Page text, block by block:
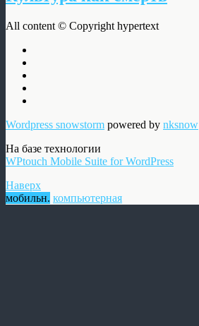
All content © Copyright hypertext
Wordpress snowstorm powered by nksnow
На базе технологии
WPtouch Mobile Suite for WordPress
Наверх
мобильн. компьютерная